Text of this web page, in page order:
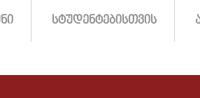
ᲡᲢᲣᲓᲔᲜᲢᲔᲑᲘᲡᲗᲕᲘᲡ